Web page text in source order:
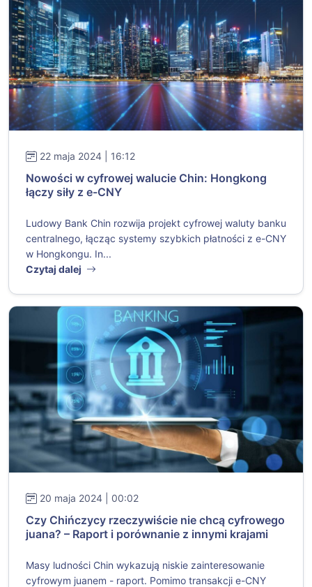
22 maja 2024 | 16:12
Nowości w cyfrowej walucie Chin: Hongkong
łączy siły z e-CNY
Ludowy Bank Chin rozwija projekt cyfrowej waluty banku
centralnego, łącząc systemy szybkich płatności z e-CNY
w Hongkongu. In...
Czytaj dalej
20 maja 2024 | 00:02
Czy Chińczycy rzeczywiście nie chcą cyfrowego
juana? – Raport i porównanie z innymi krajami
Masy ludności Chin wykazują niskie zainteresowanie
cyfrowym juanem - raport. Pomimo transakcji e-CNY